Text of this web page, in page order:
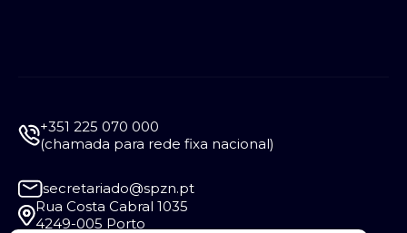
+351 225 070 000
(chamada para rede fixa nacional)
secretariado@spzn.pt
Rua Costa Cabral 1035
4249-005 Porto